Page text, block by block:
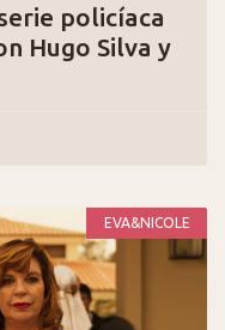
policíaca
Hugo Silva y
EVA&NICOLE